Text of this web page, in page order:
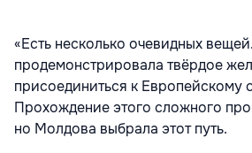
«Есть несколько очевидных
продемонстрировала твёрдое
присоединиться к Европейскому
Прохождение этого сложного
но Молдова выбрала этот путь.